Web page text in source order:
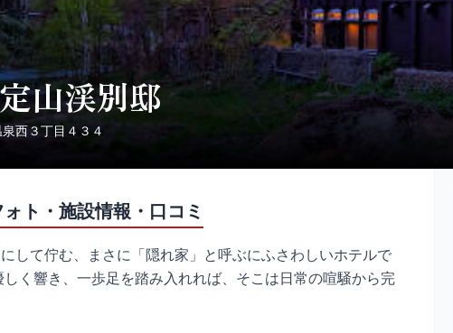
山渓別邸
西３丁目４３４
ト・施設情報・口コミ
して佇む、まさに「隠れ家」と呼ぶにふさわしいホテルで
く響き、一歩足を踏み入れれば、そこは日常の喧騒から完